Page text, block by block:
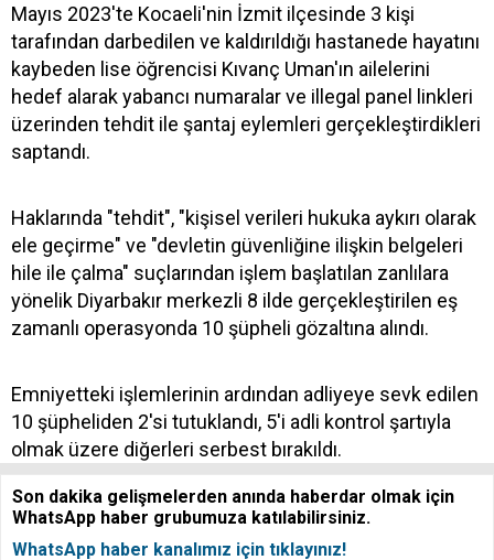
Mayıs 2023'te Kocaeli'nin İzmit ilçesinde 3 kişi
tarafından darbedilen ve kaldırıldığı hastanede hayatını
kaybeden lise öğrencisi Kıvanç Uman'ın ailelerini
hedef alarak yabancı numaralar ve illegal panel linkleri
üzerinden tehdit ile şantaj eylemleri gerçekleştirdikleri
saptandı.
Haklarında "tehdit", "kişisel verileri hukuka aykırı olarak
ele geçirme" ve "devletin güvenliğine ilişkin belgeleri
hile ile çalma" suçlarından işlem başlatılan zanlılara
yönelik Diyarbakır merkezli 8 ilde gerçekleştirilen eş
zamanlı operasyonda 10 şüpheli gözaltına alındı.
Emniyetteki işlemlerinin ardından adliyeye sevk edilen
10 şüpheliden 2'si tutuklandı, 5'i adli kontrol şartıyla
olmak üzere diğerleri serbest bırakıldı.
Son dakika gelişmelerden anında haberdar olmak için
WhatsApp haber grubumuza katılabilirsiniz.
WhatsApp haber kanalımız için tıklayınız!